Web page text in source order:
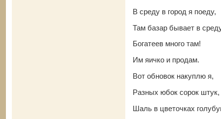
В среду в город я поеду,
Там базар бывает в
Богатеев много там!
Им яичко и продам.
Вот обновок накуплю я,
Разных юбок сорок штук,
Шаль в цветочках